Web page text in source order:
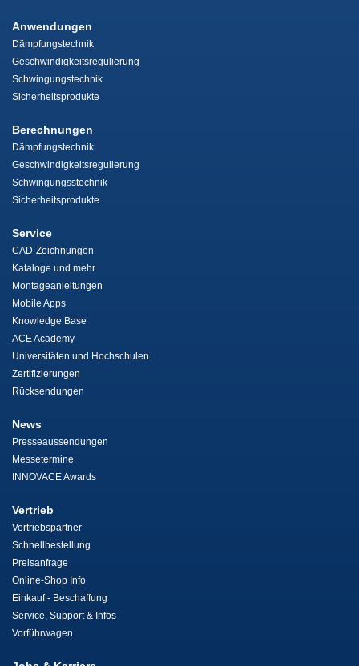
Anwendungen
Dämpfungstechnik
Geschwindigkeitsregulierung
Schwingungstechnik
Sicherheitsprodukte
Berechnungen
Dämpfungstechnik
Geschwindigkeitsregulierung
Schwingungsstechnik
Sicherheitsprodukte
Service
CAD-Zeichnungen
Kataloge und mehr
Montageanleitungen
Mobile Apps
Knowledge Base
ACE Academy
Universitäten und Hochschulen
Zertifizierungen
Rücksendungen
News
Presseaussendungen
Messetermine
INNOVACE Awards
Vertrieb
Vertriebspartner
Schnellbestellung
Preisanfrage
Online-Shop Info
Einkauf - Beschaffung
Service, Support & Infos
Vorführwagen